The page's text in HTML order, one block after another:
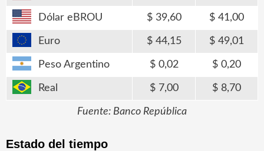
Dólar eBROU 39,60 41,00
Euro 44,15 49,01
Peso Argentino 0,02 0,20
Real 7,00 8,70
Fuente: Banco República
Estado del tiempo